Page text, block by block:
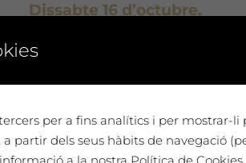
Dissabte 16 d’octubre.
amb acompanyament
de vins de Mas Blanch i Jové
Preu entrada
anticipada 12 €
per a fins analítics i per mostrar-
partir dels seus hàbits de navegació
a la nostra Política de